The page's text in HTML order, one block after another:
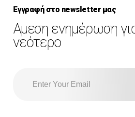
Εγγραφή στο newsletter μας
Αμεση ενημέρωση
νεότερο